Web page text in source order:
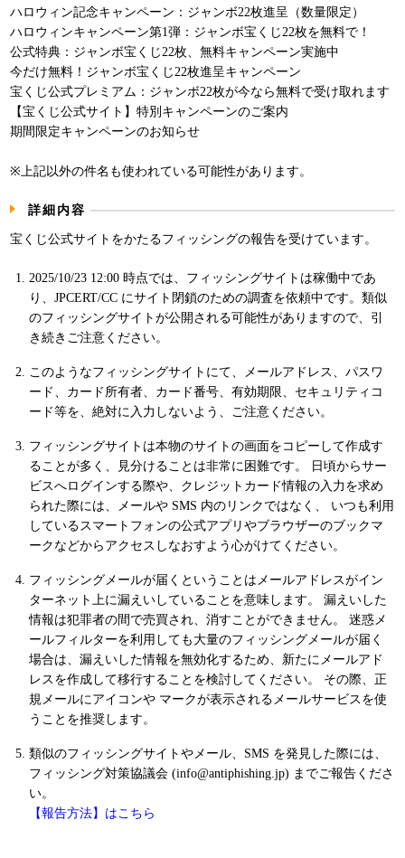
ハロウィン記念キャンペーン：ジャンボ22枚進呈（数量限定）
ハロウィンキャンペーン第1弾：ジャンボ宝くじ22枚を無料で！
公式特典：ジャンボ宝くじ22枚、無料キャンペーン実施中
今だけ無料！ジャンボ宝くじ22枚進呈キャンペーン
宝くじ公式プレミアム：ジャンボ22枚が今なら無料で受け取れます
【宝くじ公式サイト】特別キャンペーンのご案内
期間限定キャンペーンのお知らせ
※上記以外の件名も使われている可能性があります。
詳細内容
宝くじ公式サイトをかたるフィッシングの報告を受けています。
2025/10/23 12:00 時点では、フィッシングサイトは稼働中であ
り、JPCERT/CC にサイト閉鎖のための調査を依頼中です。類似
のフィッシングサイトが公開される可能性がありますので、引
き続きご注意ください。
このようなフィッシングサイトにて、メールアドレス、パスワ
ード、カード所有者、カード番号、有効期限、セキュリティコ
ード等を、絶対に入力しないよう、ご注意ください。
フィッシングサイトは本物のサイトの画面をコピーして作成す
ることが多く、見分けることは非常に困難です。 日頃からサー
ビスへログインする際や、クレジットカード情報の入力を求め
られた際には、メールや SMS 内のリンクではなく、 いつも利用
しているスマートフォンの公式アプリやブラウザーのブックマ
ークなどからアクセスしなおすよう心がけてください。
フィッシングメールが届くということはメールアドレスがイン
ターネット上に漏えいしていることを意味します。 漏えいした
情報は犯罪者の間で売買され、消すことができません。 迷惑メ
ールフィルターを利用しても大量のフィッシングメールが届く
場合は、漏えいした情報を無効化するため、新たにメールアド
レスを作成して移行することを検討してください。 その際、正
規メールにアイコンや マークが表示されるメールサービスを使
うことを推奨します。
類似のフィッシングサイトやメール、SMS を発見した際には、
フィッシング対策協議会 (info@antiphishing.jp) までご報告くださ
い。
【報告方法】はこちら